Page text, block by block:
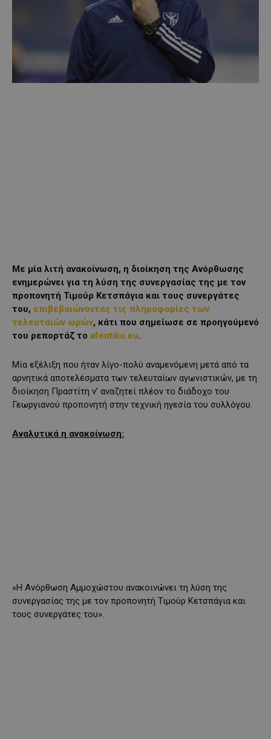
Με μία λιτή ανακοίνωση, η διοίκηση της Ανόρθωσης
ενημερώνει για τη λύση της συνεργασίας της με τον
προπονητή Τιμούρ Κετσπάγια και τους συνεργάτες
του, επιβεβαιώνοντας τις πληροφορίες των
τελευταιών ωρών, κάτι που σημείωσε σε προηγούμενό
του ρεπορτάζ το afentiko.eu.
Μία εξέλιξη που ήταν λίγο-πολύ αναμενόμενη μετά από τα
αρνητικά αποτελέσματα των τελευταίων αγωνιστικών, με τη
διοίκηση Πραστίτη ν’ αναζητεί πλέον το διάδοχο του
Γεωργιανού προπονητή στην τεχνική ηγεσία του συλλόγου.
Αναλυτικά η ανακοίνωση:
«Η Ανόρθωση Αμμοχώστου ανακοινώνει τη λύση της
συνεργασίας της με τον προπονητή Τιμούρ Κετσπάγια και
τους συνεργάτες του».